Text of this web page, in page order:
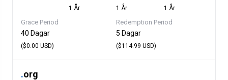
1 År 1 År 1 År
Grace Period
40 Dagar
($0.00 USD)
Redemption Period
5 Dagar
($114.99 USD)
.org